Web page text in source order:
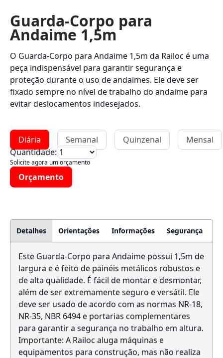
Guarda-Corpo para
Andaime 1,5m
O Guarda-Corpo para Andaime 1,5m da Railoc é uma
peça indispensável para garantir segurança e
proteção durante o uso de andaimes. Ele deve ser
fixado sempre no nível de trabalho do andaime para
evitar deslocamentos indesejados.
Diária Semanal Quinzenal
Mensal
Quantidade:
Solicite agora um orçamento
Orçamento
Detalhes Orientações Informações Segurança
Este Guarda-Corpo para Andaime possui 1,5m de
largura e é feito de painéis metálicos robustos e
de alta qualidade. É fácil de montar e desmontar,
além de ser extremamente seguro e versátil. Ele
deve ser usado de acordo com as normas NR-18,
NR-35, NBR 6494 e portarias complementares
para garantir a segurança no trabalho em altura.
Importante: A Railoc aluga máquinas e
equipamentos para construção, mas não realiza